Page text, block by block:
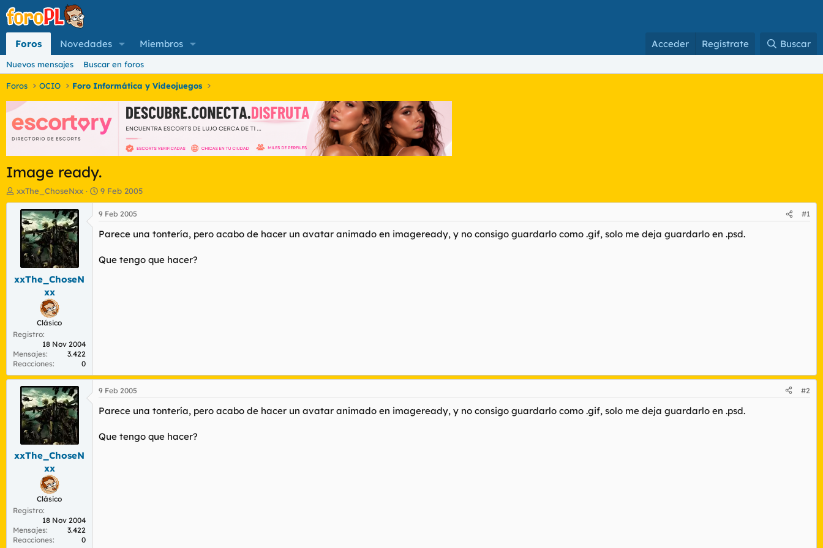
Foros Novedades Miembros Acceder Regístrate Buscar
Nuevos mensajes Buscar en foros
Foros OCIO Foro Informática y Videojuegos
Image ready.
I
n
o
r
e
a
xxThe_ChoseNxx
F
e
c
h
a
e
9 Feb 2005
xxThe_ChoseN
xx
Clásico
Registro
18 Nov 2004
Mensajes
3.422
Reacciones
0
9 Feb 2005 #1
Parece una tontería, pero acabo de hacer un avatar animado en imageready, y no consigo guardarlo como .gif, solo me deja guardarlo en .psd.
Que tengo que hacer?
xxThe_ChoseN
xx
Clásico
Registro
18 Nov 2004
Mensajes
3.422
Reacciones
0
9 Feb 2005 #2
Parece una tontería, pero acabo de hacer un avatar animado en imageready, y no consigo guardarlo como .gif, solo me deja guardarlo en .psd.
Que tengo que hacer?